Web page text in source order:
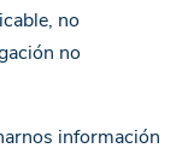
no
no
información